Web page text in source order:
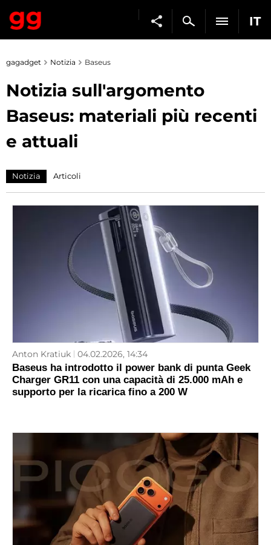
IT
gagadget Notizia Baseus
Notizia sull'argomento
Baseus: materiali più recenti
e attuali
Notizia Articoli
Anton Kratiuk 04.02.2026, 14:34
Baseus ha introdotto il power bank di punta Geek
Charger GR11 con una capacità di 25.000 mAh e
supporto per la ricarica fino a 200 W